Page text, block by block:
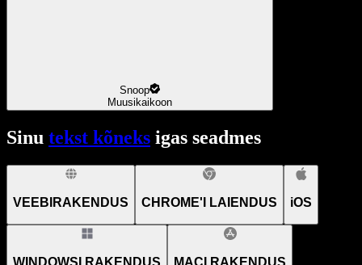
Snoop
Muusikaikoon
Sinu tekst kõneks igas seadmes
VEEBIRAKENDUS CHROME'I LAIENDUS iOS
WINDOWSI RAKENDUS MACI RAKENDUS